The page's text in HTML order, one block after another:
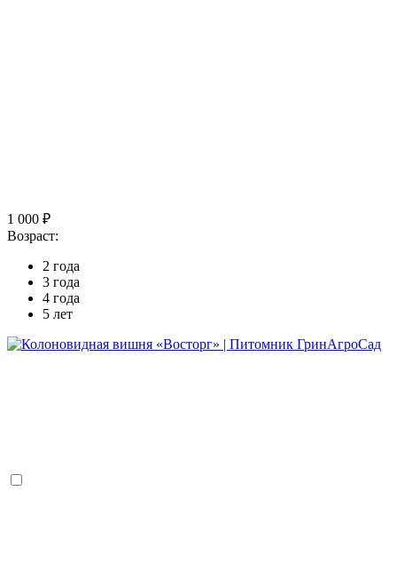
1 000 ₽
Возраст:
2 года
3 года
4 года
5 лет